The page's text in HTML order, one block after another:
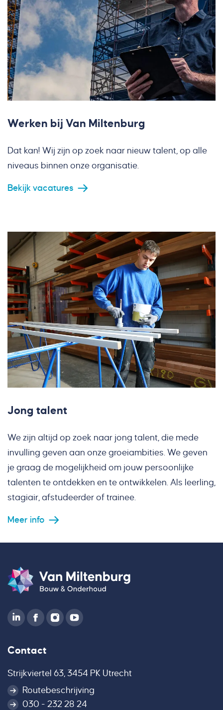
Werken bij Van Miltenburg
Dat kan! Wij zijn op zoek naar nieuw talent, op alle
niveaus binnen onze organisatie.
Bekijk vacatures
Jong talent
We zijn altijd op zoek naar jong talent, die mede
invulling geven aan onze groeiambities. We geven
je graag de mogelijkheid om jouw persoonlijke
talenten te ontdekken en te ontwikkelen. Als leerling,
stagiair, afstudeerder of trainee.
Meer info
Contact
Strijkviertel 63, 3454 PK Utrecht
Routebeschrijving
030 - 232 28 24